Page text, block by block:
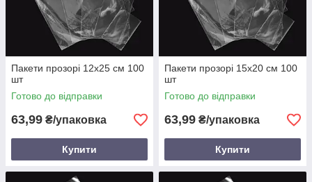
Пакети прозорі 12х25 см 100
шт
Готово до відправки
63,99 ₴/упаковка
Купити
Пакети прозорі 15х20 см 100
шт
Готово до відправки
63,99 ₴/упаковка
Купити